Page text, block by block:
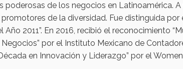
de los negocios en Latinoamérica. A
de la diversidad. Fue distinguida por
2011”. En 2016, recibió el reconocimiento
por el Instituto Mexicano de
en Innovación y Liderazgo” por el Women